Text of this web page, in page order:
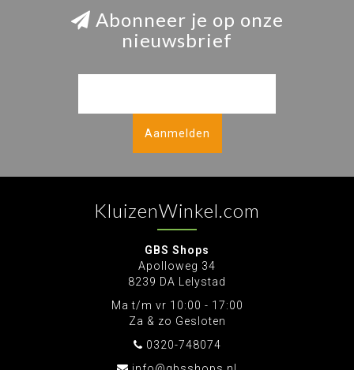
Abonneer je op onze
nieuwsbrief
Aanmelden
KluizenWinkel.com
GBS Shops
Apolloweg 34
8239 DA Lelystad
Ma t/m vr 10:00 - 17:00
Za & zo Gesloten
0320-748074